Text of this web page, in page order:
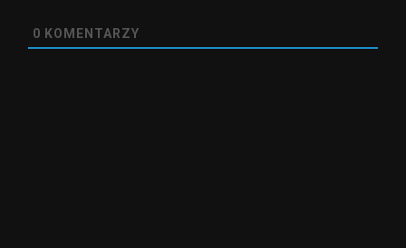
0 KOMENTARZY